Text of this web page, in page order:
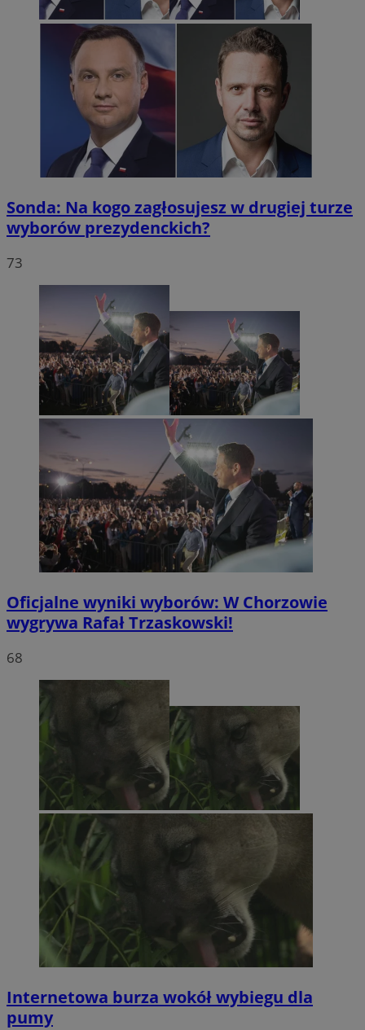
Sonda: Na kogo zagłosujesz w drugiej turze
wyborów prezydenckich?
73
Oficjalne wyniki wyborów: W Chorzowie
wygrywa Rafał Trzaskowski!
68
Internetowa burza wokół wybiegu dla
pumy